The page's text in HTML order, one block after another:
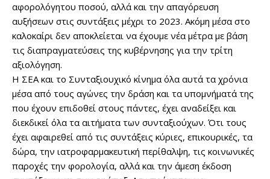
αφορολόγητου ποσού, αλλά και την απαγόρευση
αυξήσεων στις συντάξεις μέχρι το 2023. Ακόμη μέσα στο
καλοκαίρι δεν αποκλείεται να έχουμε νέα μέτρα με βάση
τις διαπραγματεύσεις της κυβέρνησης για την τρίτη
αξιολόγηση.
Η ΣΕΑ και το Συνταξιουχικό κίνημα όλα αυτά τα χρόνια
μέσα από τους αγώνες την δράση και τα υπομνήματά της
που έχουν επιδοθεί στους πάντες, έχει αναδείξει και
διεκδικεί όλα τα αιτήματα των συνταξιούχων. Ότι τους
έχει αφαιρεθεί από τις συντάξεις κύριες, επικουρικές, τα
δώρα, την ιατροφαρμακευτική περίθαλψη, τις κοινωνικές
παροχές την φορολογία, αλλά και την άμεση έκδοση